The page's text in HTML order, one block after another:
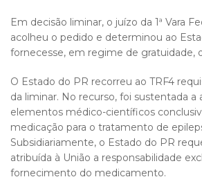
Em decisão liminar, o juízo da 1ª Vara
acolheu o pedido e determinou ao
fornecesse, em regime de gratuidade,
O Estado do PR recorreu ao TRF4
da liminar. No recurso, foi sustentada a
elementos médico-científicos
medicação para o tratamento de
Subsidiariamente, o Estado do PR
atribuída à União a responsabilidade
fornecimento do medicamento.